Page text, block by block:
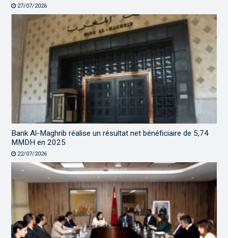
27/07/2026
Bank Al-Maghrib réalise un résultat net bénéficiaire de 5,74
MMDH en 2025
22/07/2026